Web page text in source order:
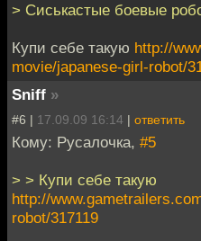
> Сиськастые боевые
Купи себе такую http://
movie/japanese-girl-robot/
Sniff »
#6 | 17.09.09 16:14 | ответить
Кому: Русалочка, #5
> > Купи себе такую
http://
robot/317119